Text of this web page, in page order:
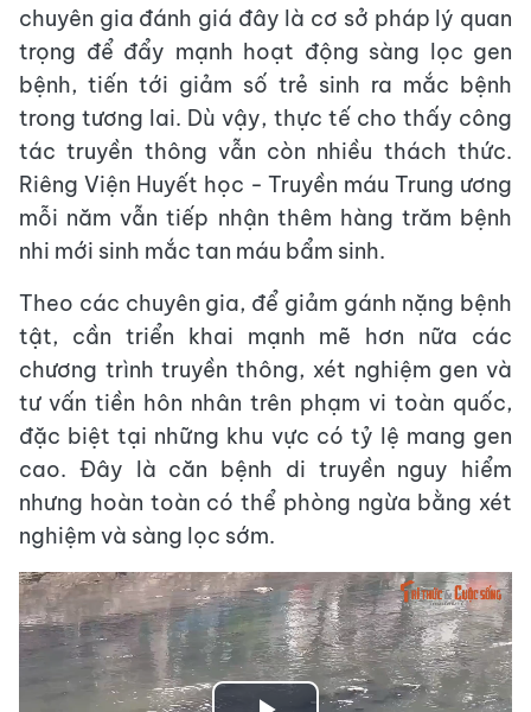
chuyên gia đánh giá đây là cơ sở pháp lý quan
trọng để đẩy mạnh hoạt động sàng lọc gen
bệnh, tiến tới giảm số trẻ sinh ra mắc bệnh
trong tương lai. Dù vậy, thực tế cho thấy công
tác truyền thông vẫn còn nhiều thách thức.
Riêng Viện Huyết học - Truyền máu Trung ương
mỗi năm vẫn tiếp nhận thêm hàng trăm bệnh
nhi mới sinh mắc tan máu bẩm sinh.
Theo các chuyên gia, để giảm gánh nặng bệnh
tật, cần triển khai mạnh mẽ hơn nữa các
chương trình truyền thông, xét nghiệm gen và
tư vấn tiền hôn nhân trên phạm vi toàn quốc,
đặc biệt tại những khu vực có tỷ lệ mang gen
cao. Đây là căn bệnh di truyền nguy hiểm
nhưng hoàn toàn có thể phòng ngừa bằng xét
nghiệm và sàng lọc sớm.